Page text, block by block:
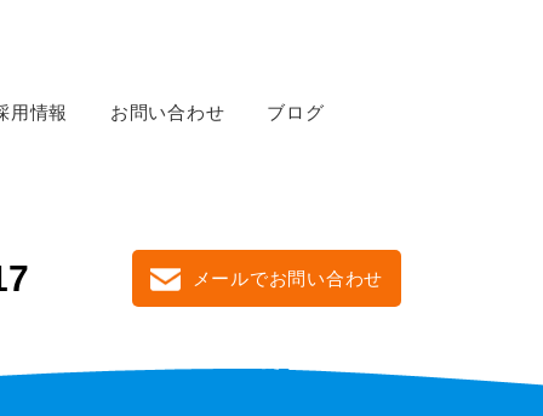
用情報 お問い合わせ ブログ
メールでお問い合わせ